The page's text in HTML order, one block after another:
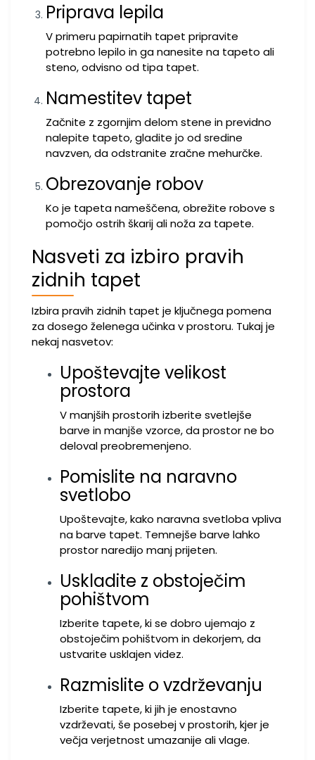
Priprava lepila
V primeru papirnatih tapet pripravite
potrebno lepilo in ga nanesite na tapeto ali
steno, odvisno od tipa tapet.
Namestitev tapet
Začnite z zgornjim delom stene in previdno
nalepite tapeto, gladite jo od sredine
navzven, da odstranite zračne mehurčke.
Obrezovanje robov
Ko je tapeta nameščena, obrežite robove s
pomočjo ostrih škarij ali noža za tapete.
Nasveti za izbiro pravih
zidnih tapet
Izbira pravih zidnih tapet je ključnega pomena
za dosego želenega učinka v prostoru. Tukaj je
nekaj nasvetov:
Upoštevajte velikost
prostora
V manjših prostorih izberite svetlejše
barve in manjše vzorce, da prostor ne bo
deloval preobremenjeno.
Pomislite na naravno
svetlobo
Upoštevajte, kako naravna svetloba vpliva
na barve tapet. Temnejše barve lahko
prostor naredijo manj prijeten.
Uskladite z obstoječim
pohištvom
Izberite tapete, ki se dobro ujemajo z
obstoječim pohištvom in dekorjem, da
ustvarite usklajen videz.
Razmislite o vzdrževanju
Izberite tapete, ki jih je enostavno
vzdrževati, še posebej v prostorih, kjer je
večja verjetnost umazanije ali vlage.